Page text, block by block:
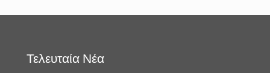
Τελευταία Νέα